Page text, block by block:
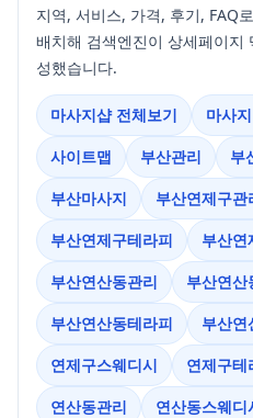
지역, 서비스, 가격, 후기, FAQ
배치해 검색엔진이 상세페이지
성했습니다.
마사지샵 전체보기 마사
사이트맵
부산관리 부
부산마사지
부산연제구관
부산연제구테라피
부산연
부산연산동관리
부산연산
부산연산동테라피
부산연
연제구스웨디시
연제구테
연산동관리
연산동스웨디